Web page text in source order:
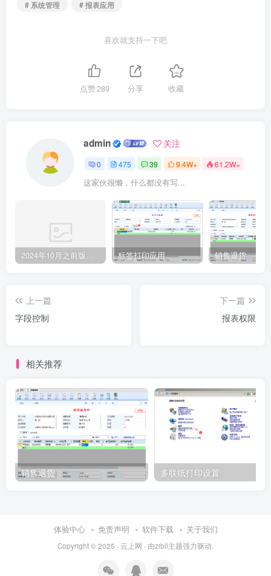
# 系统管理
# 报表应用
喜欢就支持一下吧
点赞289 分享 收藏
admin 关注
0 475 39 9.4W+ 61.2W+
这家伙很懒，什么都没有写...
2024年10月之前版本升级记录 标签打印应用 销售退货
上一篇
字段控制
下一篇
报表权限
相关推荐
销售退货 多联纸打印设置
体验中心 免责声明 软件下载 关于我们
Copyright © 2025 · 云上网 · 由zibll主题强力驱动.